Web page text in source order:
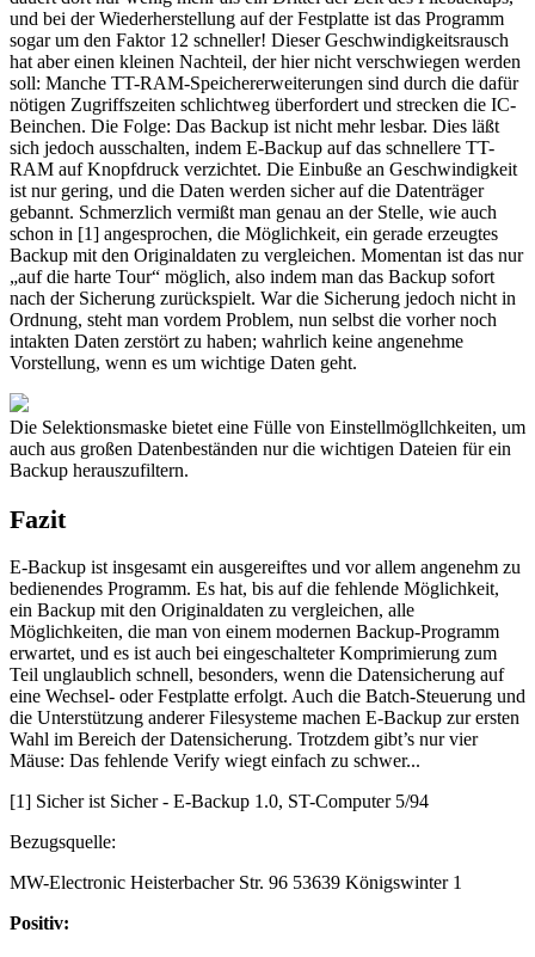
und bei der Wiederherstellung auf der Festplatte ist das Programm
sogar um den Faktor 12 schneller! Dieser Geschwindigkeitsrausch
hat aber einen kleinen Nachteil, der hier nicht verschwiegen werden
soll: Manche TT-RAM-Speichererweiterungen sind durch die dafür
nötigen Zugriffszeiten schlichtweg überfordert und strecken die IC-
Beinchen. Die Folge: Das Backup ist nicht mehr lesbar. Dies läßt
sich jedoch ausschalten, indem E-Backup auf das schnellere TT-
RAM auf Knopfdruck verzichtet. Die Einbuße an Geschwindigkeit
ist nur gering, und die Daten werden sicher auf die Datenträger
gebannt. Schmerzlich vermißt man genau an der Stelle, wie auch
schon in [1] angesprochen, die Möglichkeit, ein gerade erzeugtes
Backup mit den Originaldaten zu vergleichen. Momentan ist das nur
„auf die harte Tour“ möglich, also indem man das Backup sofort
nach der Sicherung zurückspielt. War die Sicherung jedoch nicht in
Ordnung, steht man vordem Problem, nun selbst die vorher noch
intakten Daten zerstört zu haben; wahrlich keine angenehme
Vorstellung, wenn es um wichtige Daten geht.
Die Selektionsmaske bietet eine Fülle von Einstellmögllchkeiten, um
auch aus großen Datenbeständen nur die wichtigen Dateien für ein
Backup herauszufiltern.
Fazit
E-Backup ist insgesamt ein ausgereiftes und vor allem angenehm zu
bedienendes Programm. Es hat, bis auf die fehlende Möglichkeit,
ein Backup mit den Originaldaten zu vergleichen, alle
Möglichkeiten, die man von einem modernen Backup-Programm
erwartet, und es ist auch bei eingeschalteter Komprimierung zum
Teil unglaublich schnell, besonders, wenn die Datensicherung auf
eine Wechsel- oder Festplatte erfolgt. Auch die Batch-Steuerung und
die Unterstützung anderer Filesysteme machen E-Backup zur ersten
Wahl im Bereich der Datensicherung. Trotzdem gibt’s nur vier
Mäuse: Das fehlende Verify wiegt einfach zu schwer...
[1] Sicher ist Sicher - E-Backup 1.0, ST-Computer 5/94
Bezugsquelle:
MW-Electronic Heisterbacher Str. 96 53639 Königswinter 1
Positiv: